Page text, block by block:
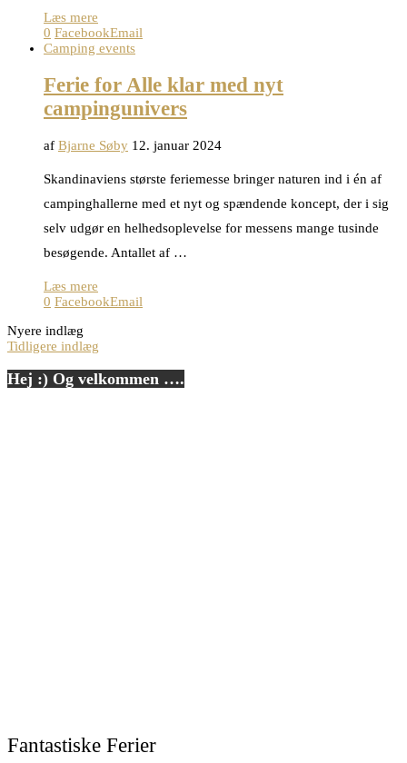
Læs mere
0 FacebookEmail
Camping events
Ferie for Alle klar med nyt
campingunivers
af Bjarne Søby 12. januar 2024
Skandinaviens største feriemesse bringer naturen ind i én af
campinghallerne med et nyt og spændende koncept, der i sig
selv udgør en helhedsoplevelse for messens mange tusinde
besøgende. Antallet af …
Læs mere
0 FacebookEmail
Nyere indlæg
Tidligere indlæg
Hej :) Og velkommen ….
Fantastiske Ferier